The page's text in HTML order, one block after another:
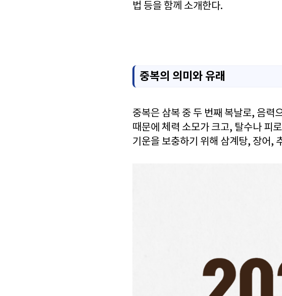
법 등을 함께 소개한다.
중복의 의미와 유래
중복은 삼복 중 두 번째 복날로, 음력
때문에 체력 소모가 크고, 탈수나 피
기운을 보충하기 위해 삼계탕, 장어,